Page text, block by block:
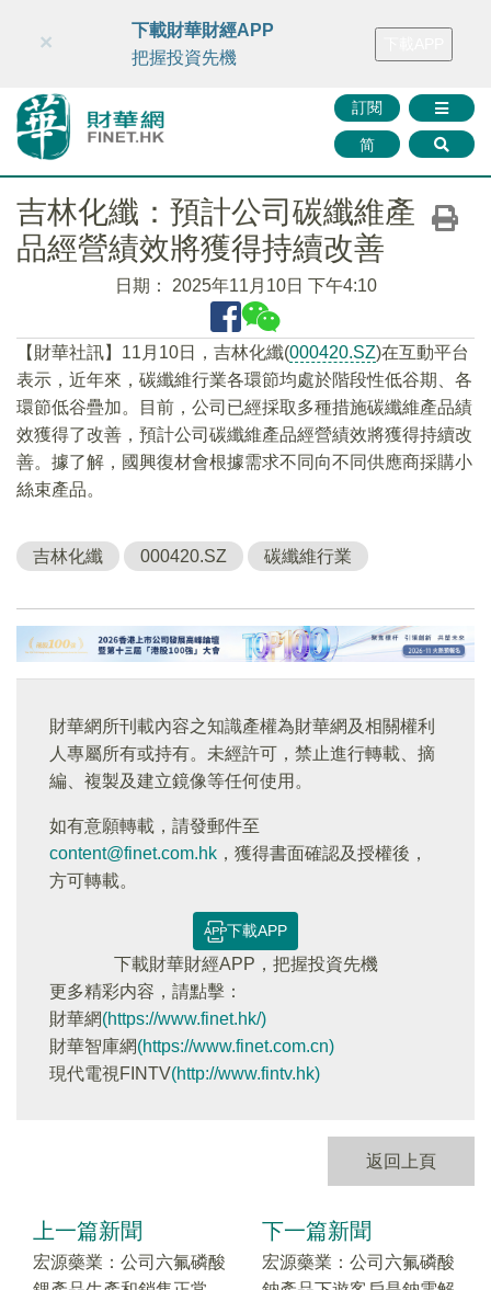
財華智庫網 FINTV FINMETA 財華證券 媒體矩陣
訂閱
简
×
下載財華財經APP
把握投資先機
吉林化纖：預計公司碳纖維產
品經營績效將獲得持續改善
日期： 2025年11月10日 下午4:10
【財華社訊】11月10日，吉林化纖(000420.SZ)在互動平台
表示，近年來，碳纖維行業各環節均處於階段性低谷期、各
環節低谷疊加。目前，公司已經採取多種措施碳纖維產品績
效獲得了改善，預計公司碳纖維產品經營績效將獲得持續改
善。據了解，國興復材會根據需求不同向不同供應商採購小
絲束產品。
吉林化纖 000420.SZ 碳纖維行業
財華網所刊載內容之知識產權為財華網及相關權利
人專屬所有或持有。未經許可，禁止進行轉載、摘
編、複製及建立鏡像等任何使用。
如有意願轉載，請發郵件至
content@finet.com.hk ，獲得書面確認及授權後，
方可轉載。
下載APP
下載財華財經APP，把握投資先機
更多精彩内容，請點擊：
財華網(https://www.finet.hk/)
財華智庫網(https://www.finet.com.cn)
現代電視FINTV(http://www.fintv.hk)
返回上頁
上一篇新聞
宏源藥業：公司六氟磷酸
下一篇新聞
宏源藥業：公司六氟磷酸